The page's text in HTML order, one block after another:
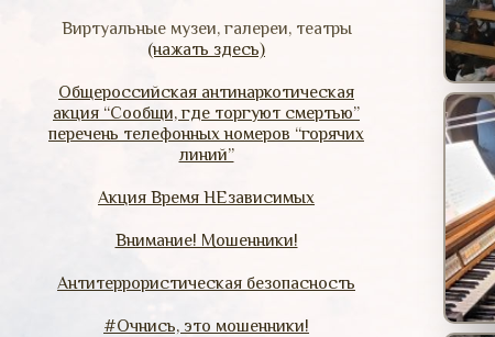
Виртуальные музеи, галереи, театры
(нажать здесь)
Общероссийская антинаркотическая
акция “Сообщи, где торгуют смертью”
перечень телефонных номеров “горячих
линий”
Акция Время НЕзависимых
Внимание! Мошенники!
Антитеррористическая безопасность
#Очнись, это мошенники!